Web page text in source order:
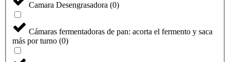
Camara Desengrasadora (0)
Cámaras fermentadoras de pan: acorta el fermento y saca
más por turno (0)